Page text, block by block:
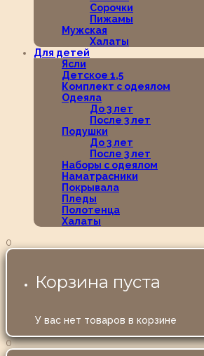
Сорочки
Пижамы
Мужская
Халаты
Для детей
Ясли
Детское 1,5
Комплект с одеялом
Одеяла
До 3 лет
После 3 лет
Подушки
До 3 лет
После 3 лет
Наборы с одеялом
Наматрасники
Покрывала
Пледы
Полотенца
Халаты
0
Корзина пуста
У вас нет товаров в корзине
0